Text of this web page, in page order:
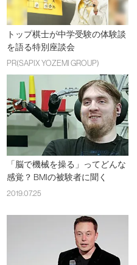
トップ棋士が中学受験の体験談
を語る特別座談会
PR(SAPIX YOZEMI GROUP)
「脳で機械を操る」ってどんな
感覚？ BMIの被験者に聞く
2019.07.25